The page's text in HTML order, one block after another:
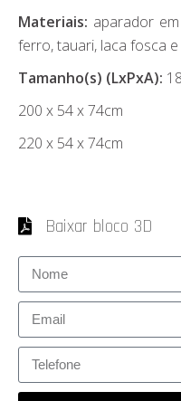
Materiais: aparador
ferro, tauari, laca fosca
Tamanho(s) (LxPxA):
200 x 54 x 74cm
220 x 54 x 74cm
Baixar bloco 3D